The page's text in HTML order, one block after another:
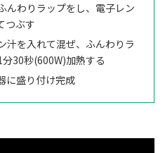
わりラップをし、電子レン
つぶす
を入れて混ぜ、ふんわりラ
30秒(600W)加熱する
に盛り付け完成